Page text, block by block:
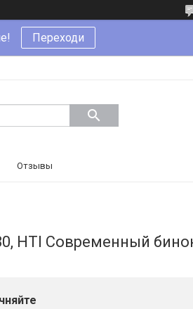
Переходи
Отзывы
HTI Современный